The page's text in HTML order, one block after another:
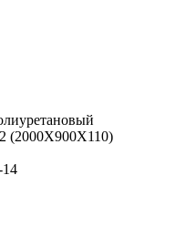
(2000Х900Х110)